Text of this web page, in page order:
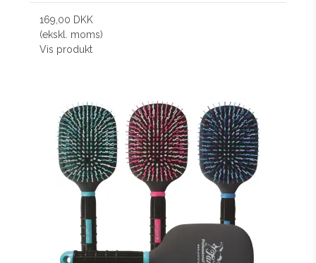
169,00 DKK
(ekskl. moms)
Vis produkt